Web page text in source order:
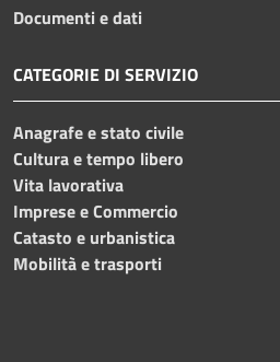
Documenti e dati
CATEGORIE DI SERVIZIO
Anagrafe e stato civile
Cultura e tempo libero
Vita lavorativa
Imprese e Commercio
Catasto e urbanistica
Mobilità e trasporti